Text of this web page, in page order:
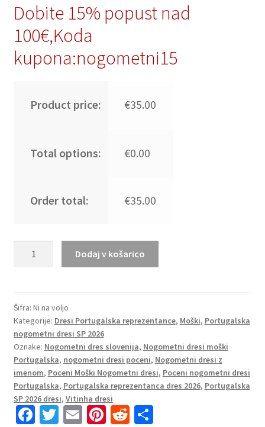
Dobite 15% popust nad
100€,Koda
kupona:nogometni15
Product price: €35.00
Total options: €0.00
Order total: €35.00
SP
2026
Vitinha
#23
Domači
količina
Dodaj v košarico
Šifra: Ni na voljo
Kategorije: Dresi Portugalska reprezentance, Moški, Portugalska
nogometni dresi SP 2026
Oznake: Nogometni dres slovenija, Nogometni dresi moški
Portugalska, nogometni dresi poceni, Nogometni dresi z
imenom, Poceni Moški Nogometni dresi, Poceni nogometni dresi
Portugalska, Portugalska reprezentanca dres 2026, Portugalska
SP 2026 dresi, Vitinha dresi
Fa T E Pi R S